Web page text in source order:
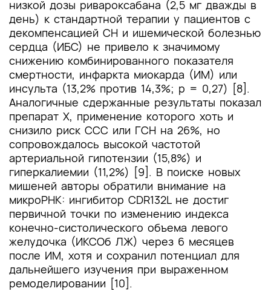
низкой дозы ривароксабана (2,5 мг дважды в
день) к стандартной терапии у пациентов с
декомпенсацией СН и ишемической болезнью
сердца (ИБС) не привело к значимому
снижению комбинированного показателя
смертности, инфаркта миокарда (ИМ) или
инсульта (13,2% против 14,3%; p = 0,27) [8].
Аналогичные сдержанные результаты показал
препарат X, применение которого хоть и
снизило риск ССС или ГСН на 26%, но
сопровождалось высокой частотой
артериальной гипотензии (15,8%) и
гиперкалиемии (11,2%) [9]. В поиске новых
мишеней авторы обратили внимание на
микроРНК: ингибитор CDR132L не достиг
первичной точки по изменению индекса
конечно-систолического объема левого
желудочка (ИКСОб ЛЖ) через 6 месяцев
после ИМ, хотя и сохранил потенциал для
дальнейшего изучения при выраженном
ремоделировании [10].